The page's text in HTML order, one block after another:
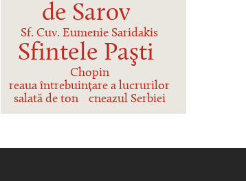
de Sarov
Sf. Cuv. Eumenie Saridakis
Sfintele Paşti
Chopin
reaua întrebuințare a lucrurilor
salată de ton
cneazul Serbiei